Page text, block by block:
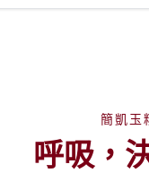
簡凱玉
呼吸，